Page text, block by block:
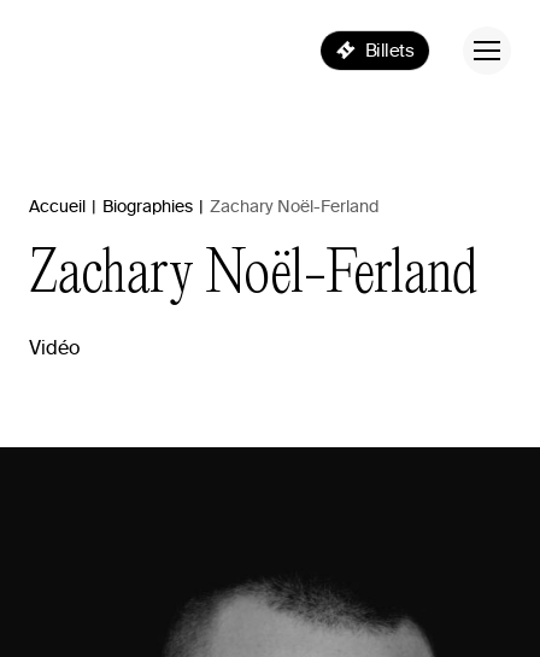
Billets
Accueil | Biographies | Zachary Noël-Ferland
Zachary Noël-Ferland
Vidéo